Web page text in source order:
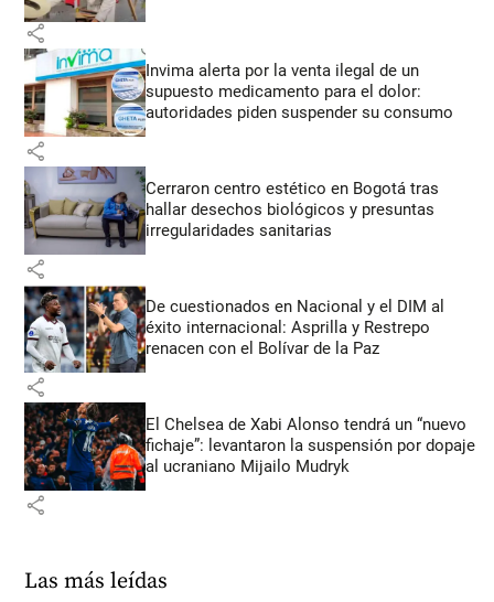
share
Invima alerta por la venta ilegal de un
supuesto medicamento para el dolor:
autoridades piden suspender su consumo
share
Cerraron centro estético en Bogotá tras
hallar desechos biológicos y presuntas
irregularidades sanitarias
share
De cuestionados en Nacional y el DIM al
éxito internacional: Asprilla y Restrepo
renacen con el Bolívar de la Paz
share
El Chelsea de Xabi Alonso tendrá un “nuevo
fichaje”: levantaron la suspensión por dopaje
al ucraniano Mijailo Mudryk
share
Las más leídas